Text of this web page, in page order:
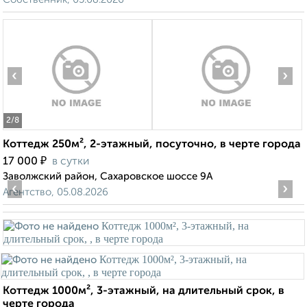
2/8
‹ ›
Коттедж 250м², 2-этажный, посуточно, в черте города
17 000 ₽ в сутки
Заволжский район, Сахаровское шоссе 9А
Агентство, 05.08.2026
‹ ›
Коттедж 1000м², 3-этажный, на длительный срок, в
черте города